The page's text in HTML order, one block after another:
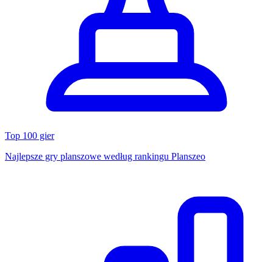
Top 100 gier
Najlepsze gry planszowe według rankingu Planszeo